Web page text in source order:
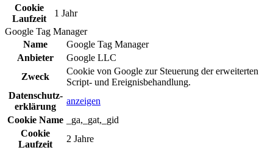
Cookie
Laufzeit
1 Jahr
Google Tag Manager
Name
Google Tag Manager
Anbieter
Google LLC
Zweck
Cookie von Google zur Steuerung der erweiterten
Script- und Ereignisbehandlung.
Daten­schutz­
erklä­rung
anzeigen
Cookie Name
_ga,_gat,_gid
Cookie
Laufzeit
2 Jahre